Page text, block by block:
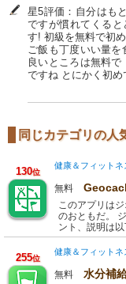
星5評価：自分はも
ですが慣れてくると
す! 初級を無料で初
ご飯も丁度いい量
良いところは無料
ですね とにかく初
同じカテゴリの人
130位
健康＆フィットネ
無料
このアプリは
のおともだ。
ント、説明は
255位
健康＆フィットネ
無料 水分補